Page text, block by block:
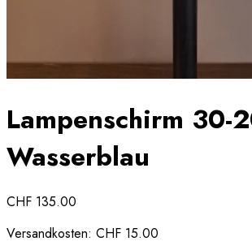
Lampenschirm 30-
Wasserblau
CHF 135.00
Versandkosten: CHF 15.00